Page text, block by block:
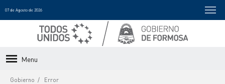
07 de Agosto de 2026
Menu
Gobierno Error